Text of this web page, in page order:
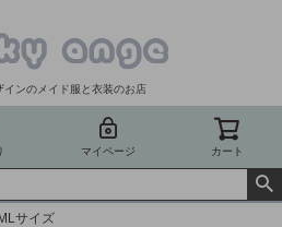
インのメイド服と衣装のお店
マイページ カート
サイズ